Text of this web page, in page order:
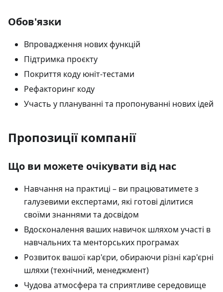
Обов'язки
Впровадження нових функцій
Підтримка проєкту
Покриття коду юніт-тестами
Рефакторинг коду
Участь у плануванні та пропонуванні нових ідей
Пропозиції компанії
Що ви можете очікувати від нас
Навчання на практиці – ви працюватимете з
галузевими експертами, які готові ділитися
своїми знаннями та досвідом
Вдосконалення ваших навичок шляхом участі в
навчальних та менторських програмах
Розвиток вашої кар'єри, обираючи різні кар'єрні
шляхи (технічний, менеджмент)
Чудова атмосфера та сприятливе середовище